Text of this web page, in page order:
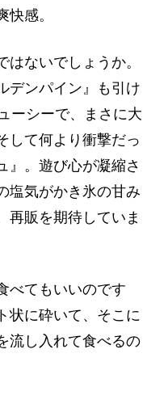
感。
ないでしょうか。
デンパイン』も引け
ーシーで、まさに大
して何より衝撃だっ
』。遊び心が凝縮さ
塩気がかき氷の甘み
再販を期待していま
べてもいいのです
状に砕いて、そこに
流し入れて食べるの